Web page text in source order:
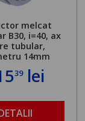
melcat
B30, i=40, ax
tubular,
14mm
39lei